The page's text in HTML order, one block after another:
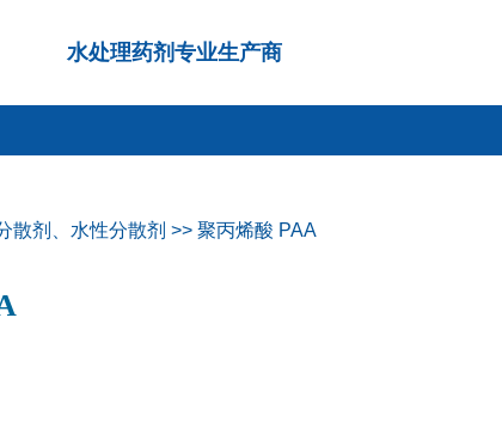
水处理药剂专业生产商
散剂、水性分散剂 >>聚丙烯酸 PAA